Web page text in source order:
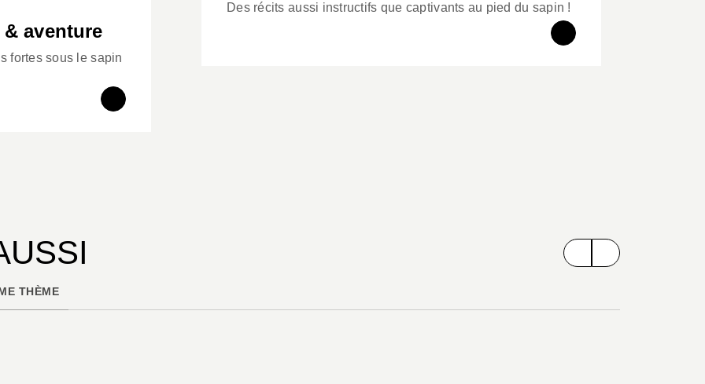
aventure
fortes sous le sapin
Des récits aussi instructifs que captivants au pied du sapin !
THÈME